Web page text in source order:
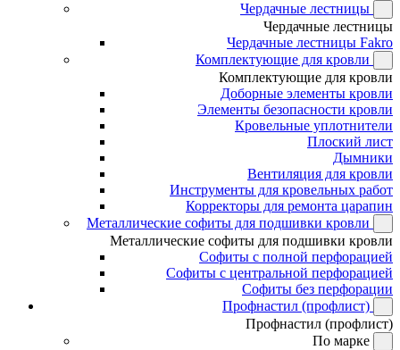
Чердачные лестницы
Чердачные лестницы
Чердачные лестницы Fakro
Комплектующие для кровли
Комплектующие для кровли
Доборные элементы кровли
Элементы безопасности кровли
Кровельные уплотнители
Плоский лист
Дымники
Вентиляция для кровли
Инструменты для кровельных работ
Корректоры для ремонта царапин
Металлические софиты для подшивки кровли
Металлические софиты для подшивки кровли
Софиты с полной перфорацией
Софиты с центральной перфорацией
Софиты без перфорации
Профнастил (профлист)
Профнастил (профлист)
По марке